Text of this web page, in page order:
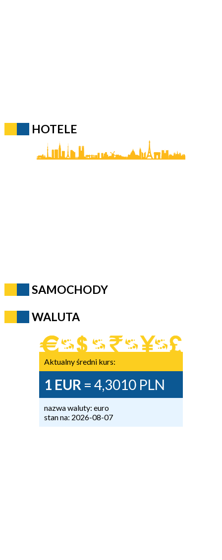
HOTELE
SAMOCHODY
WALUTA
Aktualny średni kurs:
1 EUR = 4,3010 PLN
nazwa waluty: euro
stan na: 2026-08-07